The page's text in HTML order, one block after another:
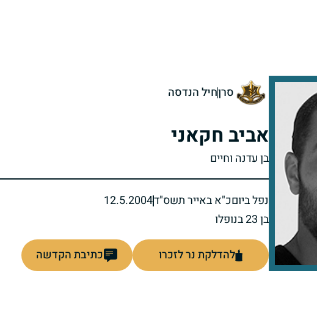
סרןחיל הנדסה
אביב חקאני
בן עדנה וחיים
נפל ביוםכ"א באייר תשס"ד12.5.2004
בן 23 בנופלו
להדלקת נר לזכרו כתיבת הקדשה